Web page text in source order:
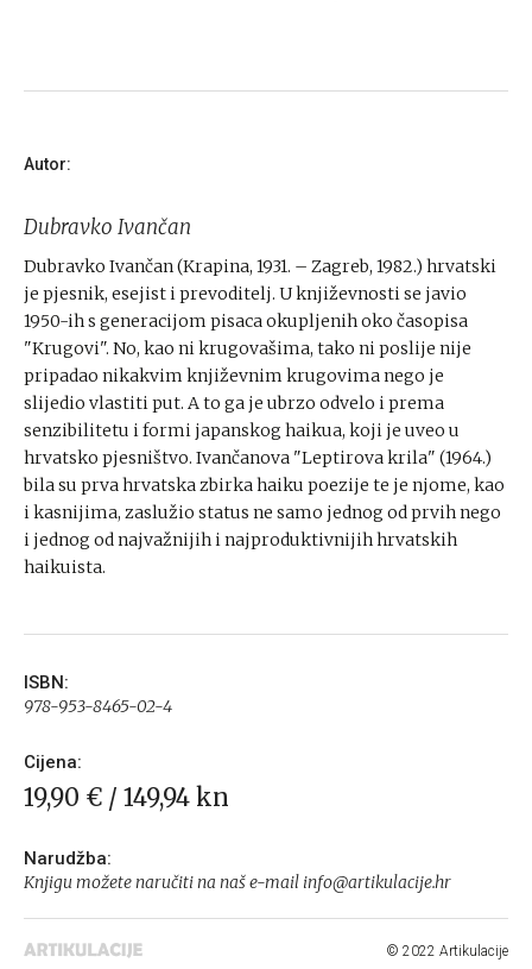
Autor:
Dubravko Ivančan
Dubravko Ivančan (Krapina, 1931. – Zagreb, 1982.) hrvatski
je pjesnik, esejist i prevoditelj. U književnosti se javio
1950-ih s generacijom pisaca okupljenih oko časopisa
"Krugovi". No, kao ni krugovašima, tako ni poslije nije
pripadao nikakvim književnim krugovima nego je
slijedio vlastiti put. A to ga je ubrzo odvelo i prema
senzibilitetu i formi japanskog haikua, koji je uveo u
hrvatsko pjesništvo. Ivančanova "Leptirova krila" (1964.)
bila su prva hrvatska zbirka haiku poezije te je njome, kao
i kasnijima, zaslužio status ne samo jednog od prvih nego
i jednog od najvažnijih i najproduktivnijih hrvatskih
haikuista.
ISBN:
978-953-8465-02-4
Cijena:
19,90 € / 149,94 kn
Narudžba:
Knjigu možete naručiti na naš e-mail info@artikulacije.hr
© 2022 Artikulacije